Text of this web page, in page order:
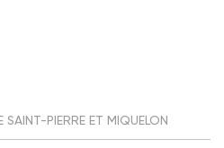
PIERRE ET MIQUELON